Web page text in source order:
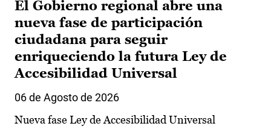
El Gobierno regional abre una
nueva fase de participación
ciudadana para seguir
enriqueciendo la futura Ley de
Accesibilidad Universal
06 de Agosto de 2026
Nueva fase Ley de Accesibilidad Universal